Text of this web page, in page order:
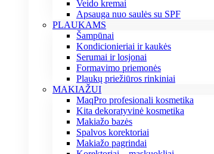
Veido kremai
Apsauga nuo saulės su SPF
PLAUKAMS
Šampūnai
Kondicionieriai ir kaukės
Serumai ir losjonai
Formavimo priemonės
Plaukų priežiūros rinkiniai
MAKIAŽUI
MaqPro profesionali kosmetika
Kita dekoratyvinė kosmetika
Makiažo bazės
Spalvos korektoriai
Makiažo pagrindai